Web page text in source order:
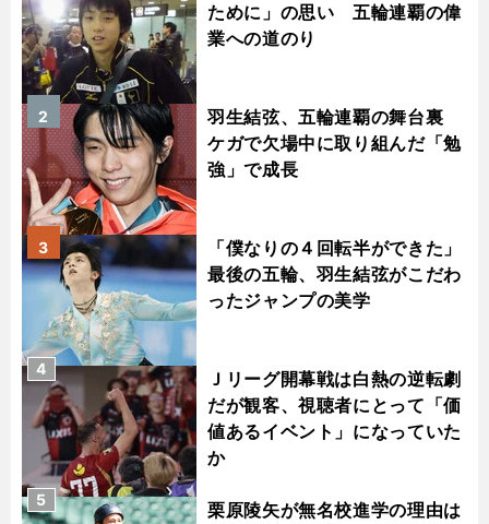
ために」の思い 五輪連覇の偉
業への道のり
羽生結弦、五輪連覇の舞台裏
ケガで欠場中に取り組んだ「勉
強」で成長
2
「僕なりの４回転半ができた」
最後の五輪、羽生結弦がこだわ
ったジャンプの美学
3
Ｊリーグ開幕戦は白熱の逆転劇
だが観客、視聴者にとって「価
値あるイベント」になっていた
か
4
栗原陵矢が無名校進学の理由は
5